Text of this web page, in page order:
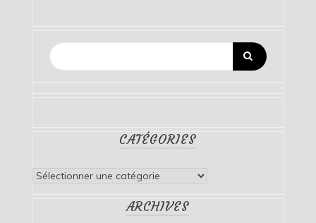
CATÉGORIES
Catégories
ARCHIVES